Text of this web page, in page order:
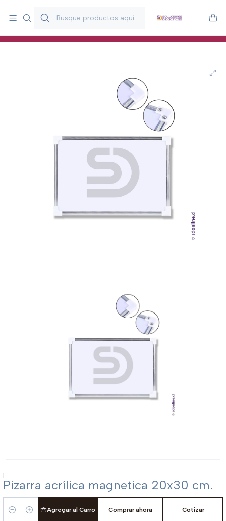
y estimulación infantil en Chile.
Especialistas en recursos educativos para aulas, terapeutas y
|
Pizarra acrílica magnetica 20x30 cm.
Cantidad
Agregar al Carro Comprar ahora Cotizar